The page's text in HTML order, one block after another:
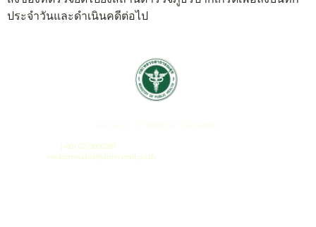
ประจำวันและดำเนินคดีต่อไป
Division of Medical Cannabis
(+66) 02-5800281
med.cannabis@dtam.mail.go.th